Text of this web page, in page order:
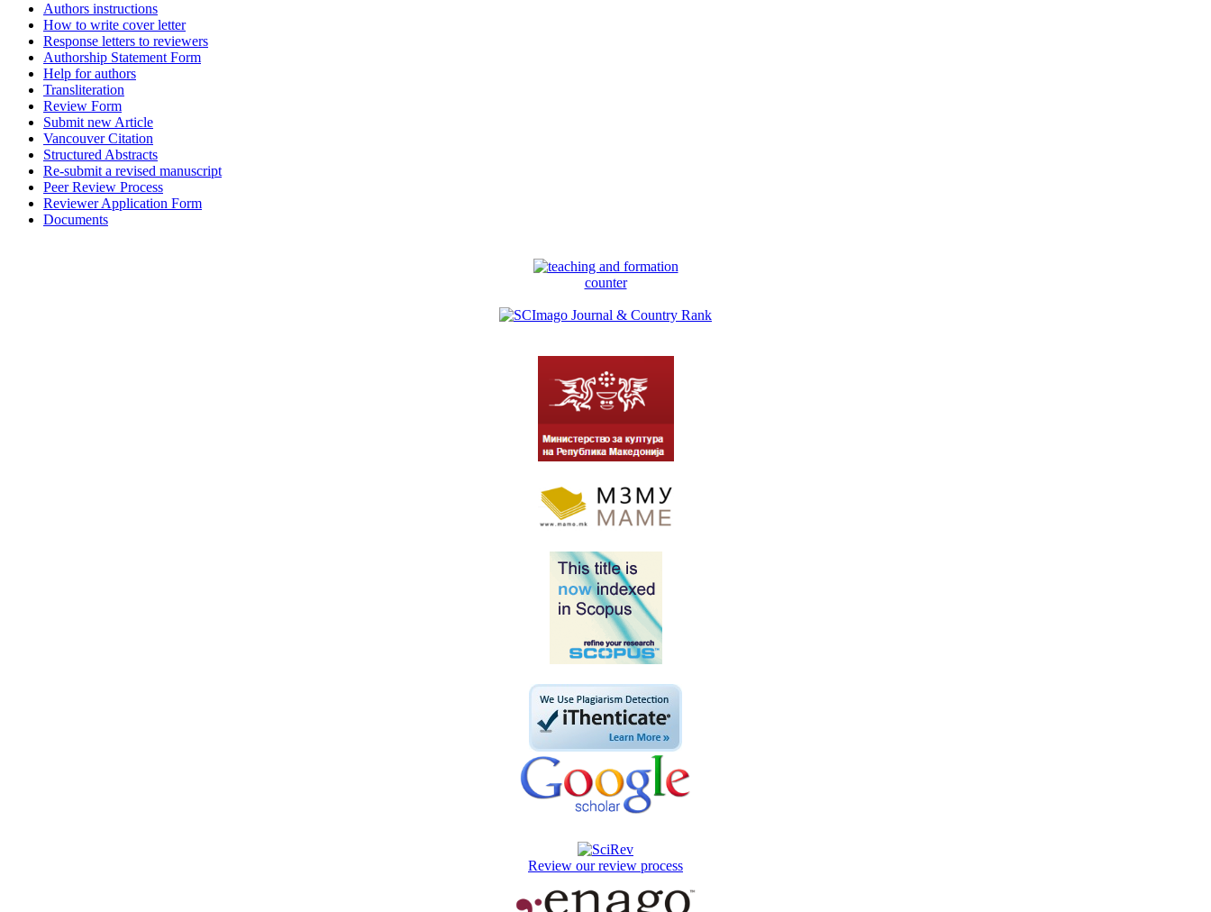
Authors instructions
How to write cover letter
Response letters to reviewers
Authorship Statement Form
Help for authors
Transliteration
Review Form
Submit new Article
Vancouver Citation
Structured Abstracts
Re-submit a revised manuscript
Peer Review Process
Reviewer Application Form
Documents
counter
Review our review process